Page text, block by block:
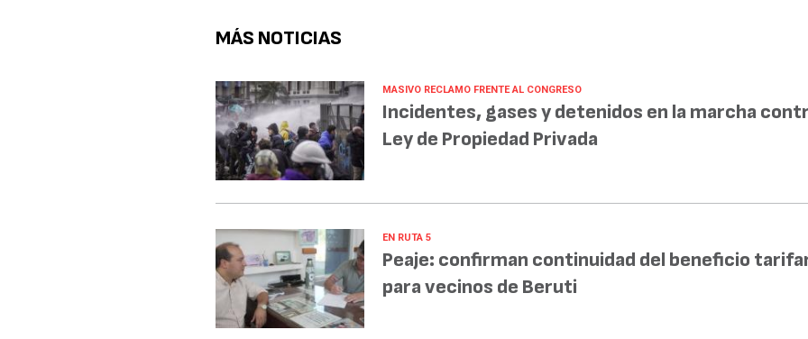
MÁS NOTICIAS
MASIVO RECLAMO FRENTE AL CONGRESO
Incidentes, gases y detenidos en la marcha
Ley de Propiedad Privada
EN RUTA 5
Peaje: confirman continuidad del beneficio
para vecinos de Beruti